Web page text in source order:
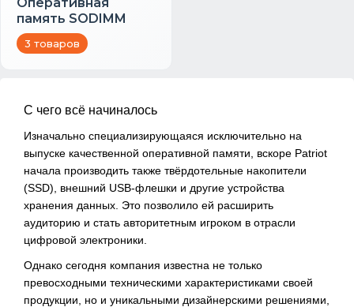
память SODIMM
3 товаров
С чего всё начиналось
Изначально специализирующаяся исключительно на
выпуске качественной оперативной памяти, вскоре Patriot
начала производить также твёрдотельные накопители
(SSD), внешний USB-флешки и другие устройства
хранения данных. Это позволило ей расширить
аудиторию и стать авторитетным игроком в отрасли
цифровой электроники.
Однако сегодня компания известна не только
превосходными техническими характеристиками своей
продукции, но и уникальными дизайнерскими решениями,